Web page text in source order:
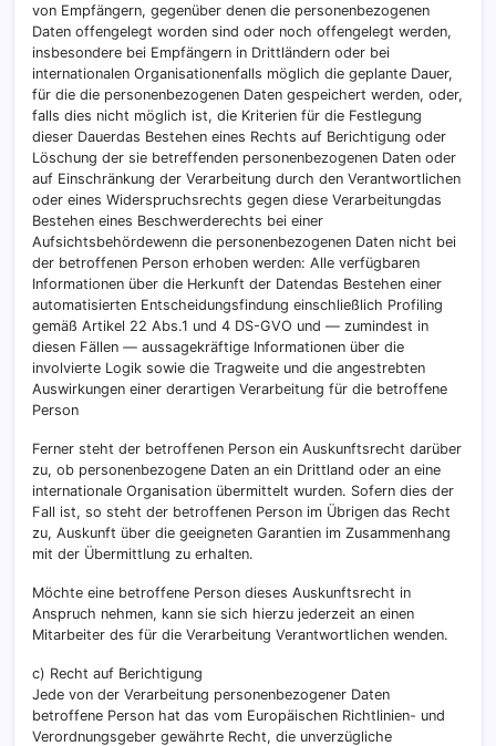
von Empfängern, gegenüber denen die personenbezogenen
Daten offengelegt worden sind oder noch offengelegt werden,
insbesondere bei Empfängern in Drittländern oder bei
internationalen Organisationenfalls möglich die geplante Dauer,
für die die personenbezogenen Daten gespeichert werden, oder,
falls dies nicht möglich ist, die Kriterien für die Festlegung
dieser Dauerdas Bestehen eines Rechts auf Berichtigung oder
Löschung der sie betreffenden personenbezogenen Daten oder
auf Einschränkung der Verarbeitung durch den Verantwortlichen
oder eines Widerspruchsrechts gegen diese Verarbeitungdas
Bestehen eines Beschwerderechts bei einer
Aufsichtsbehördewenn die personenbezogenen Daten nicht bei
der betroffenen Person erhoben werden: Alle verfügbaren
Informationen über die Herkunft der Datendas Bestehen einer
automatisierten Entscheidungsfindung einschließlich Profiling
gemäß Artikel 22 Abs.1 und 4 DS-GVO und — zumindest in
diesen Fällen — aussagekräftige Informationen über die
involvierte Logik sowie die Tragweite und die angestrebten
Auswirkungen einer derartigen Verarbeitung für die betroffene
Person
Ferner steht der betroffenen Person ein Auskunftsrecht darüber
zu, ob personenbezogene Daten an ein Drittland oder an eine
internationale Organisation übermittelt wurden. Sofern dies der
Fall ist, so steht der betroffenen Person im Übrigen das Recht
zu, Auskunft über die geeigneten Garantien im Zusammenhang
mit der Übermittlung zu erhalten.
Möchte eine betroffene Person dieses Auskunftsrecht in
Anspruch nehmen, kann sie sich hierzu jederzeit an einen
Mitarbeiter des für die Verarbeitung Verantwortlichen wenden.
c) Recht auf Berichtigung
Jede von der Verarbeitung personenbezogener Daten
betroffene Person hat das vom Europäischen Richtlinien- und
Verordnungsgeber gewährte Recht, die unverzügliche